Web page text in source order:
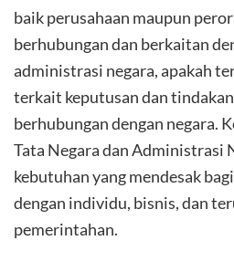
baik perusahaan maupun
berhubungan dan berkaitan
administrasi negara, apakah
terkait keputusan dan
berhubungan dengan negara.
Tata Negara dan Administrasi
kebutuhan yang mendesak
dengan individu, bisnis, dan
pemerintahan.